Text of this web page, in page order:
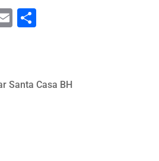
E
l
S
e
Santa Casa BH